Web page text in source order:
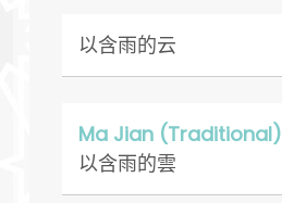
以含雨的云
Ma Jian (Traditional)
以含雨的雲